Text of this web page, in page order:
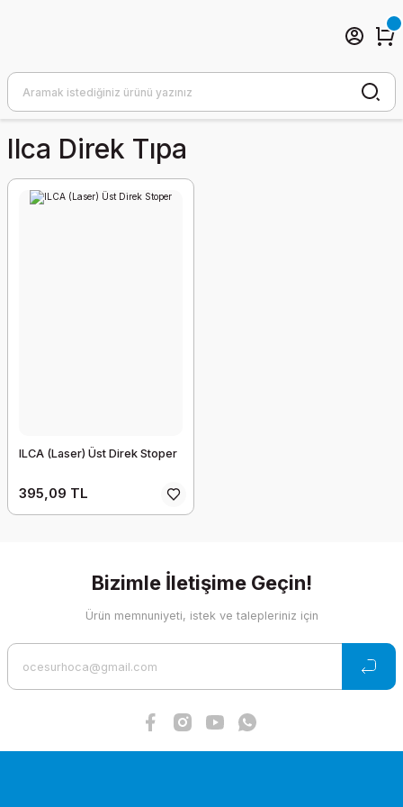
Ilca Direk Tıpa
ILCA (Laser) Üst Direk Stoper
395,09 TL
Bizimle İletişime Geçin!
Ürün memnuniyeti, istek ve talepleriniz için